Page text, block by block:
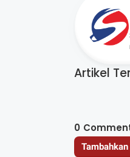
Artikel
0